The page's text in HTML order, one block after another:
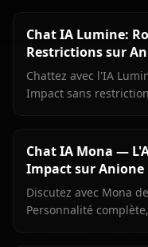
Chat IA Lumine:
Restrictions sur
Chattez avec l'IA
Impact sans
Chat IA Mona —
Impact sur Anione
Discutez avec Mona
Personnalité